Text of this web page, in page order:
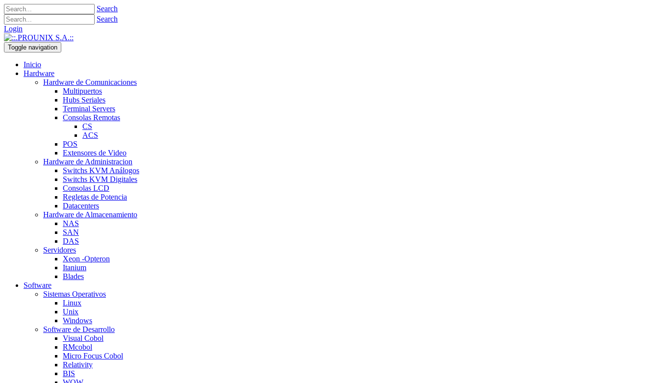
Search
Search
Login
Toggle navigation
Inicio
Hardware
Hardware de Comunicaciones
Multipuertos
Hubs Seriales
Terminal Servers
Consolas Remotas
CS
ACS
POS
Extensores de Video
Hardware de Administracion
Switchs KVM Análogos
Switchs KVM Digitales
Consolas LCD
Regletas de Potencia
Datacenters
Hardware de Almacenamiento
NAS
SAN
DAS
Servidores
Xeon -Opteron
Itanium
Blades
Software
Sistemas Operativos
Linux
Unix
Windows
Software de Desarrollo
Visual Cobol
RMcobol
Micro Focus Cobol
Relativity
BIS